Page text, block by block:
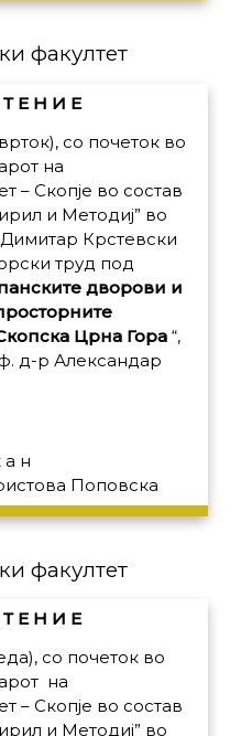
факултет
Е Н И Е
со почеток во
на
– Скопје во состав
и Методиј” во
Крстевски
труд под
дворови и
Црна Гора “,
д-р Александар
а н
Поповска
факултет
Е Н И Е
со почеток во
на
– Скопје во состав
и Методиј” во